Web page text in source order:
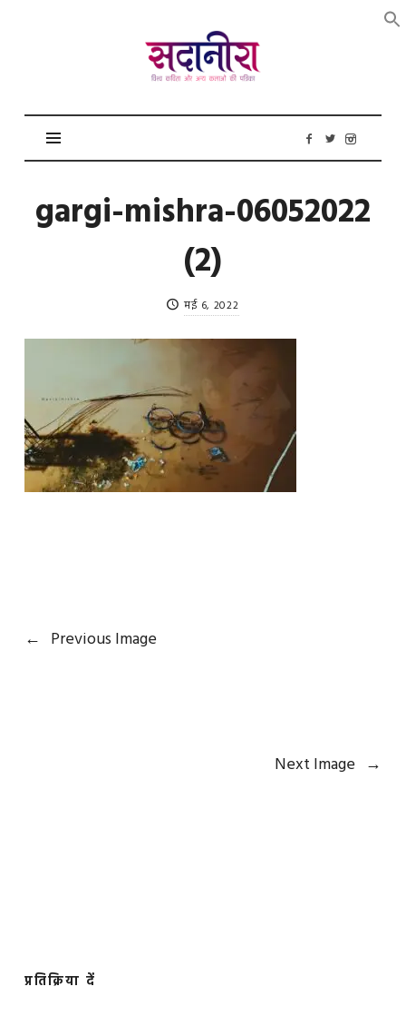
सदानीरा
gargi-mishra-06052022
(2)
मई 6, 2022
← Previous Image
Next Image →
प्रतिक्रिया दें